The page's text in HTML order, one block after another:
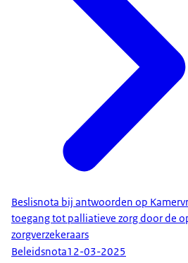
Beslisnota bij antwoorden op
toegang tot palliatieve zorg door de
zorgverzekeraars
Beleidsnota12-03-2025